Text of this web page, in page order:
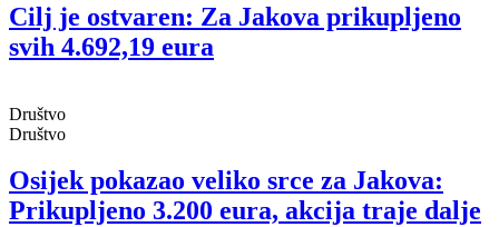
Cilj je ostvaren: Za Jakova prikupljeno
svih 4.692,19 eura
Društvo
Društvo
Osijek pokazao veliko srce za Jakova:
Prikupljeno 3.200 eura, akcija traje dalje